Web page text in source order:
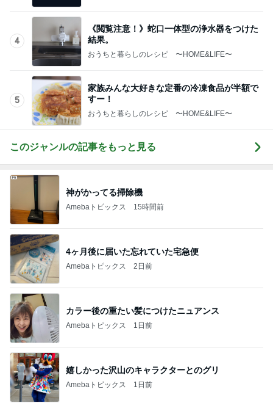
4
《閲覧注意！》蛇口一体型の浄水器をつけた
結果。
おうちと暮らしのレシピ 〜HOME&LIFE〜
5
家族みんな大好きな定番の冷凍食品が半額で
すー！
おうちと暮らしのレシピ 〜HOME&LIFE〜
このジャンルの記事をもっと見る
神がかってる掃除機
Amebaトピックス 15時間前
4ヶ月後に届いた忘れていた宅急便
Amebaトピックス 2日前
カラー後の重たい髪につけたニュアンス
Amebaトピックス 1日前
嬉しかった沢山のキャラクターとのグリ
Amebaトピックス 1日前